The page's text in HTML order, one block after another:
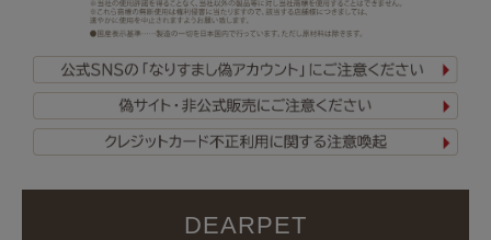
DEARPET